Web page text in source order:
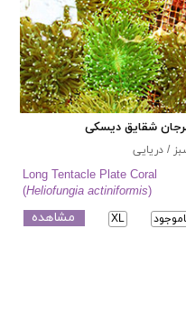
شقایق دیسکی
/ دریایی
Long Tentacle Plate Coral
(Heliofungia actiniformis)
XL مشاهده